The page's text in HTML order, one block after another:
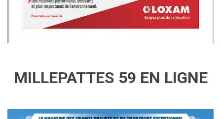
MILLEPATTES 59 EN LIGNE